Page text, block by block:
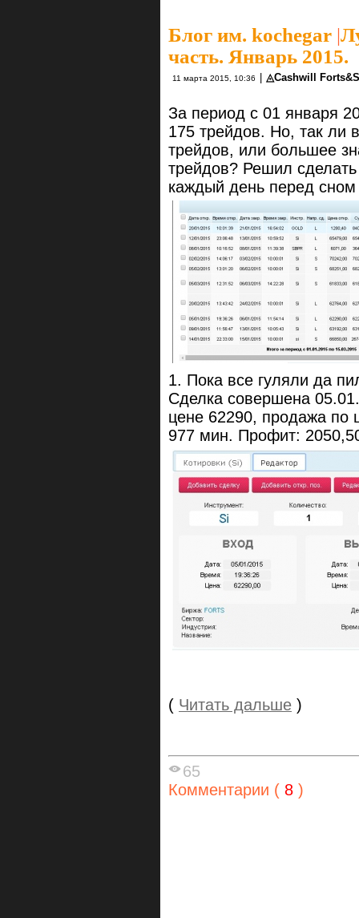
Блог им. kochegar |
часть. Январь 2015.
11 марта 2015, 10:36 ◬Cashwill
За период с 01 января
175 трейдов. Но, так ли
трейдов, или большее
трейдов? Решил
каждый день перед
1. Пока все гуляли да
Сделка совершена
цене 62290, продажа по
977 мин. Профит:
( Читать дальше )
65
Комментарии ( 8 )